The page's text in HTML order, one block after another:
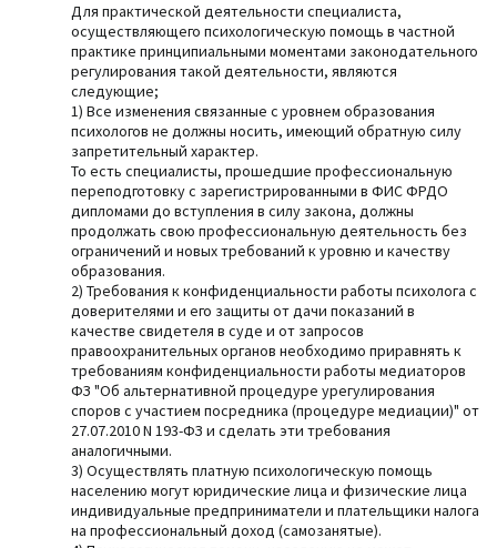
Для практической деятельности специалиста,
осуществляющего психологическую помощь в частной
практике принципиальными моментами законодательного
регулирования такой деятельности, являются
следующие;
1) Все изменения связанные с уровнем образования
психологов не должны носить, имеющий обратную силу
запретительный характер.
То есть специалисты, прошедшие профессиональную
переподготовку с зарегистрированными в ФИС ФРДО
дипломами до вступления в силу закона, должны
продолжать свою профессиональную деятельность без
ограничений и новых требований к уровню и качеству
образования.
2) Требования к конфиденциальности работы психолога с
доверителями и его защиты от дачи показаний в
качестве свидетеля в суде и от запросов
правоохранительных органов необходимо приравнять к
требованиям конфиденциальности работы медиаторов
ФЗ "Об альтернативной процедуре урегулирования
споров с участием посредника (процедуре медиации)" от
27.07.2010 N 193-ФЗ и сделать эти требования
аналогичными.
3) Осуществлять платную психологическую помощь
населению могут юридические лица и физические лица
индивидуальные предприниматели и плательщики налога
на профессиональный доход (самозанятые).